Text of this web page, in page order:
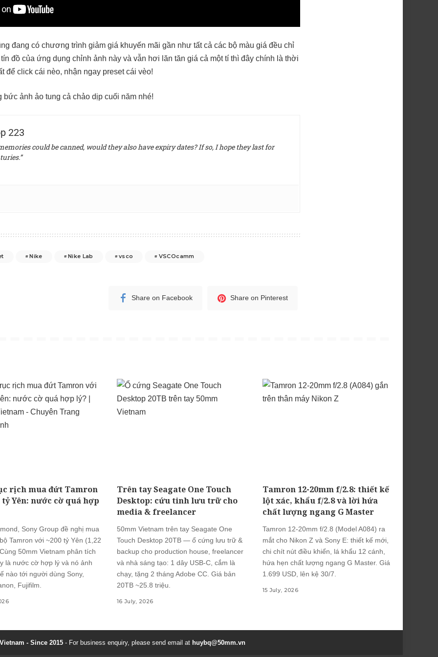
đang có chương trình giảm giá khuyến mãi gần như tất cả các bộ màu giá đều chỉ
đồ của ứng dụng chỉnh ảnh này và vẫn hơi lăn tăn giá cả một tí thì đây chính là thời
để click cái nèo, nhận ngay preset cái vèo!
bức ảnh ảo tung cả chảo dịp cuối năm nhé!
223
could be canned, would they also have expiry dates? If so, I hope they last for
Nike Nike Lab vsco VSCOcamm
Share on Facebook Share on Pinterest
rịch mua đứt Tamron
tỷ Yên: nước cờ quá hợp
Sony Group đề nghị mua
Tamron với ~200 tỷ Yên (1,22
50mm Vietnam phân tích
là nước cờ hợp lý và nó ảnh
nào tới người dùng Sony,
Fujifilm.
Trên tay Seagate One Touch
Desktop: cứu tinh lưu trữ cho
media & freelancer
50mm Vietnam trên tay Seagate One
Touch Desktop 20TB — ổ cứng lưu trữ &
backup cho production house, freelancer
và nhà sáng tạo: 1 dây USB-C, cắm là
chạy, tặng 2 tháng Adobe CC. Giá bản
20TB ~25.8 triệu.
16 July, 2026
Tamron 12-20mm f/2.8: thiết kế
lột xác, khẩu f/2.8 và lời hứa
chất lượng ngang G Master
Tamron 12-20mm f/2.8 (Model A084) ra
mắt cho Nikon Z và Sony E: thiết kế mới,
chi chít nút điều khiển, lá khẩu 12 cánh,
hứa hẹn chất lượng ngang G Master. Giá
1.699 USD, lên kệ 30/7.
15 July, 2026
- Since 2015- For business enquiry, please send email at huybq@50mm.vn